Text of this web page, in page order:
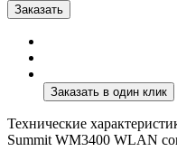
Заказать
Технические
Summit WM3400 WLAN